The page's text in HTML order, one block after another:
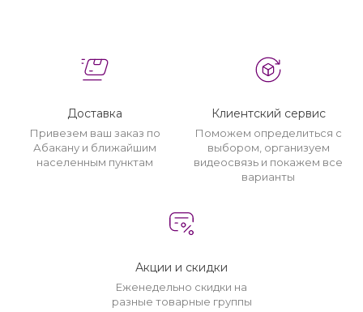
Доставка
Привезем ваш заказ по
Абакану и ближайшим
населенным пунктам
Клиентский сервис
Поможем определиться с
выбором, организуем
видеосвязь и покажем все
варианты
Акции и скидки
Еженедельно скидки на
разные товарные группы